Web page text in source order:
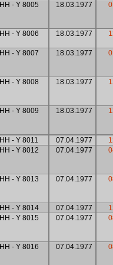
HH - Y 8005 18.03.1977
HH - Y 8006 18.03.1977
HH - Y 8007 18.03.1977
HH - Y 8008 18.03.1977
HH - Y 8009 18.03.1977
HH - Y 8011 07.04.1977
HH - Y 8012 07.04.1977
HH - Y 8013 07.04.1977
HH - Y 8014 07.04.1977
HH - Y 8015 07.04.1977
HH - Y 8016 07.04.1977